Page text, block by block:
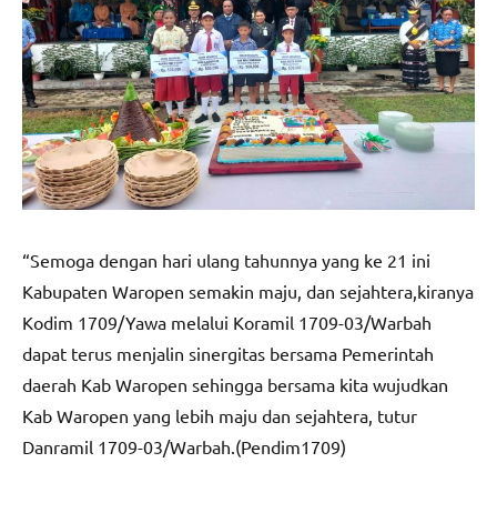
“Semoga dengan hari ulang tahunnya yang ke 21 ini
Kabupaten Waropen semakin maju, dan sejahtera,kiranya
Kodim 1709/Yawa melalui Koramil 1709-03/Warbah
dapat terus menjalin sinergitas bersama Pemerintah
daerah Kab Waropen sehingga bersama kita wujudkan
Kab Waropen yang lebih maju dan sejahtera, tutur
Danramil 1709-03/Warbah.(Pendim1709)